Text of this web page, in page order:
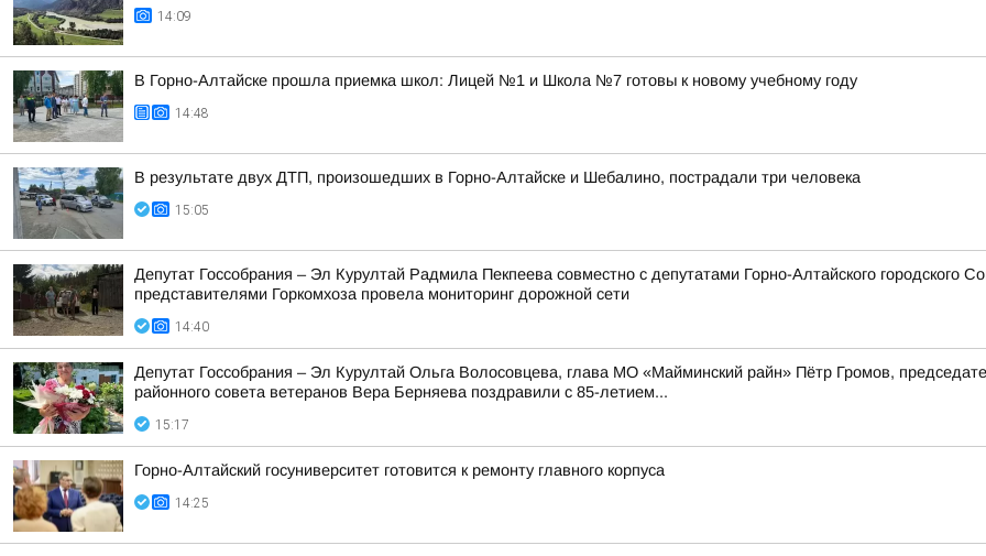
14:09
В Горно-Алтайске прошла приемка школ: Лицей №1 и Школа №7 готовы к новому учебному году
14:48
В результате двух ДТП, произошедших в Горно-Алтайске и Шебалино, пострадали три человека
15:05
Депутат Госсобрания – Эл Курултай Радмила Пекпеева совместно с депутатами Горно-Алтайского
представителями Горкомхоза провела мониторинг дорожной сети
14:40
Депутат Госсобрания – Эл Курултай Ольга Волосовцева, глава МО «Майминский райн» Пётр Громов,
районного совета ветеранов Вера Берняева поздравили с 85-летием...
15:17
Горно-Алтайский госуниверситет готовится к ремонту главного корпуса
14:25